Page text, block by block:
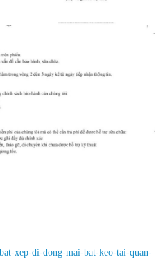
xep-di-dong-mai-bat-keo-tai-quan-